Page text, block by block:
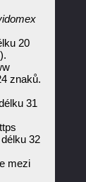
20
znaků.
31
32
mezi